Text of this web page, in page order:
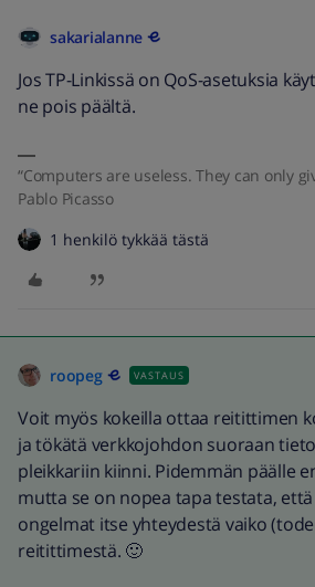
sakarialanne
Jos TP-Linkissä on QoS-asetuksia
ne pois päältä.
“Computers are useless. They can only
Pablo Picasso
1 henkilö tykkää tästä
roopeg VASTAUS
Voit myös kokeilla ottaa reitittimen
ja tökätä verkkojohdon suoraan
pleikkariin kiinni. Pidemmän päälle
mutta se on nopea tapa testata,
ongelmat itse yhteydestä vaiko
reitittimestä. 🙂